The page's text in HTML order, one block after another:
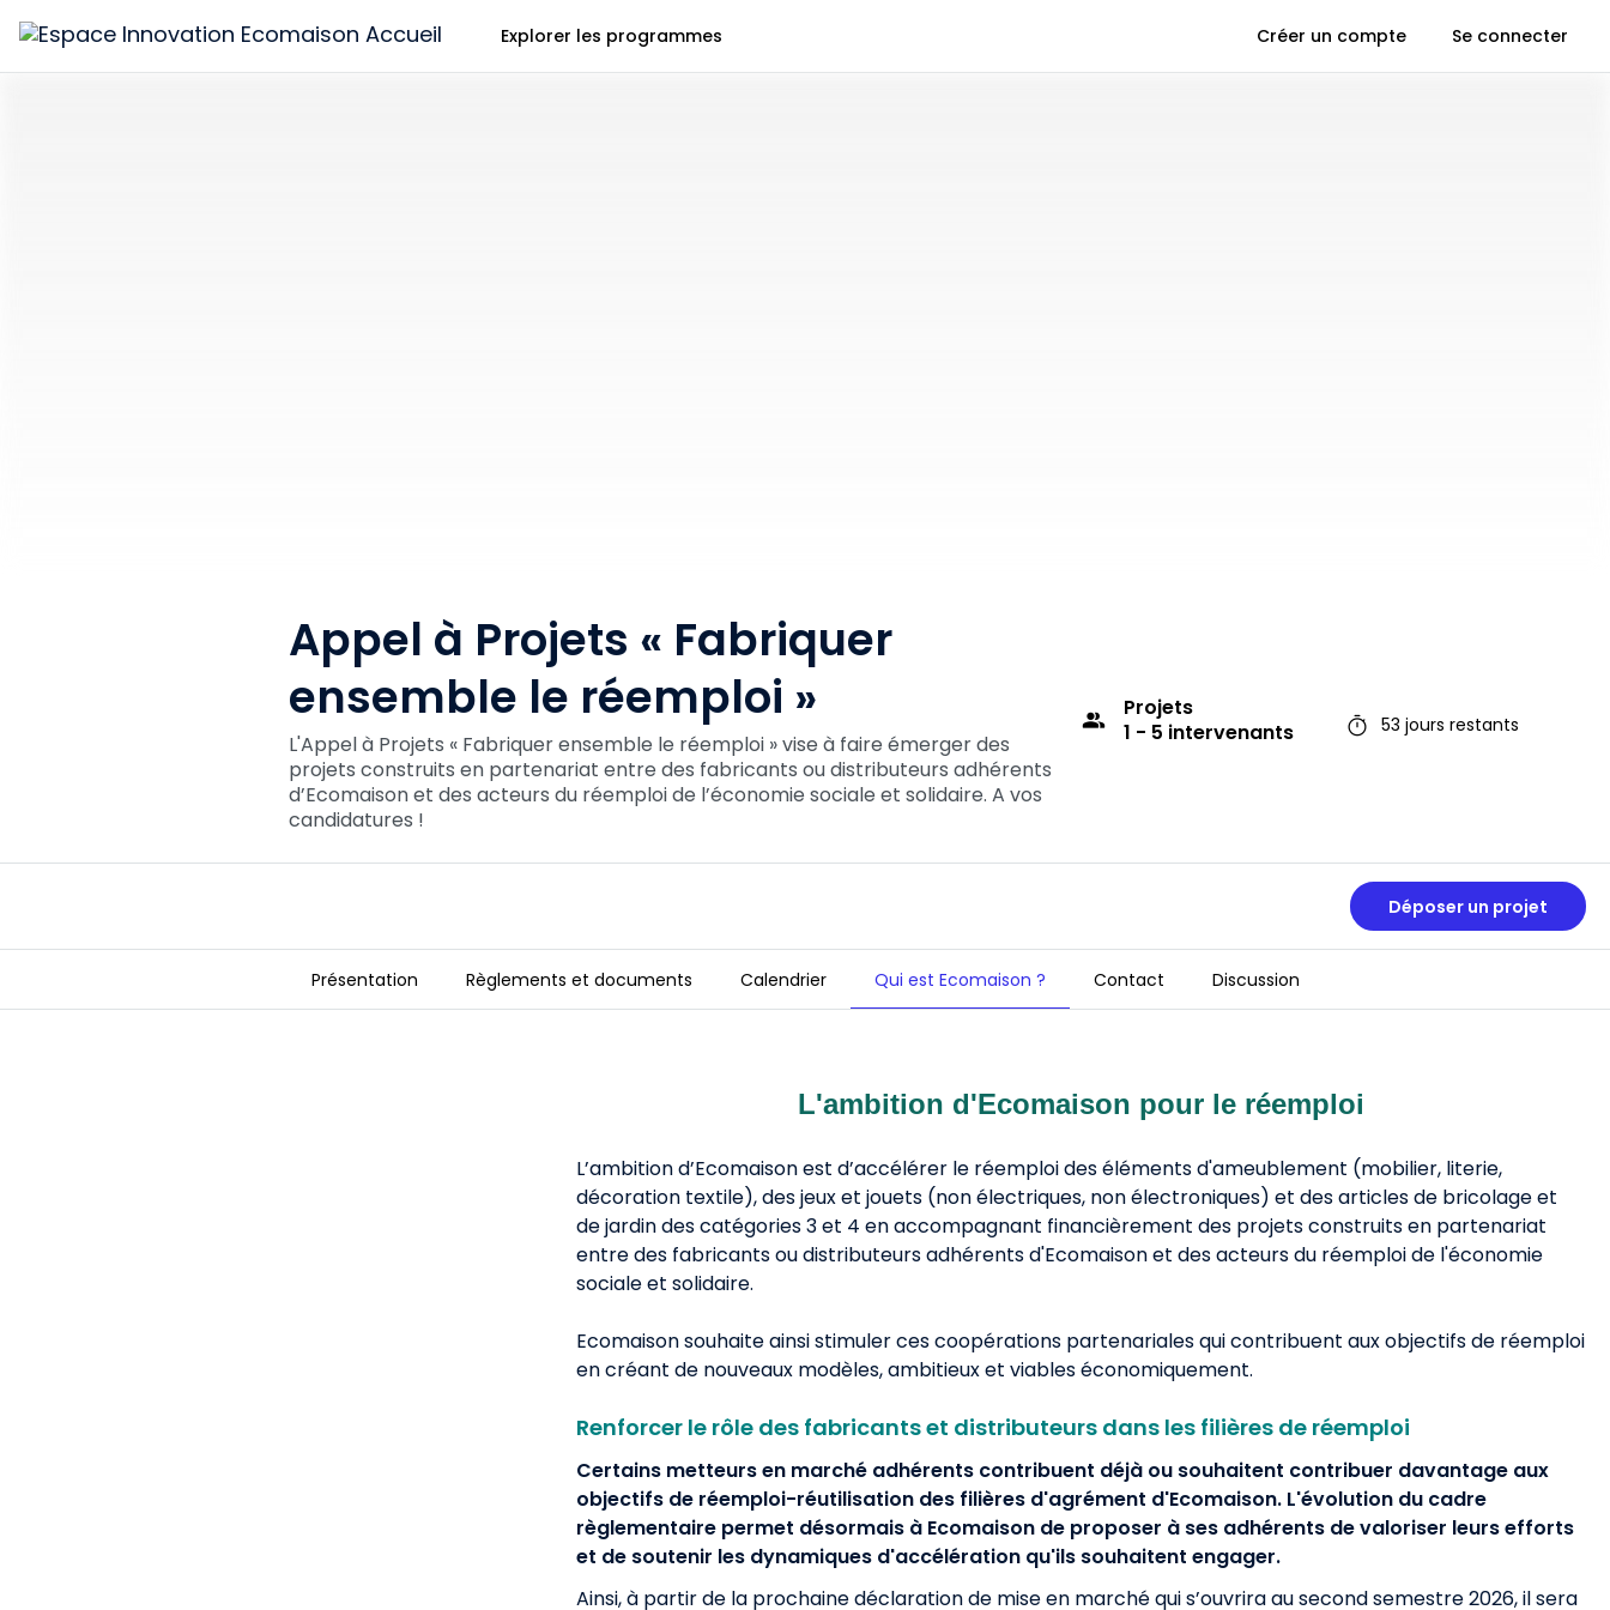
Espace
Innovation
Explorer les programmes Créer un compte Se connecter
Appel à Projets « Fabriquer
ensemble le réemploi »
L'Appel à Projets « Fabriquer ensemble le réemploi » vise à faire émerger des
projets construits en partenariat entre des fabricants ou distributeurs adhérents
d’Ecomaison et des acteurs du réemploi de l’économie sociale et solidaire. A vos
candidatures !
group
Projets
1 - 5 intervenants
timer 53 jours restants
Déposer un projet
Présentation Règlements et documents Calendrier Qui est Ecomaison ? Contact Discussion
L'ambition d'Ecomaison pour le réemploi
L’ambition d’Ecomaison est d’accélérer le réemploi des éléments d'ameublement (mobilier, literie,
décoration textile), des jeux et jouets (non électriques, non électroniques) et des articles de bricolage et
de jardin des catégories 3 et 4 en accompagnant financièrement des projets construits en partenariat
entre des fabricants ou distributeurs adhérents d'Ecomaison et des acteurs du réemploi de l'économie
sociale et solidaire.
Ecomaison souhaite ainsi stimuler ces coopérations partenariales qui contribuent aux objectifs de réemploi
en créant de nouveaux modèles, ambitieux et viables économiquement.
Renforcer le rôle des fabricants et distributeurs dans les filières de réemploi
Certains metteurs en marché adhérents contribuent déjà ou souhaitent contribuer davantage aux
objectifs de réemploi-réutilisation des filières d'agrément d'Ecomaison. L'évolution du cadre
règlementaire permet désormais à Ecomaison de proposer à ses adhérents de valoriser leurs efforts
et de soutenir les dynamiques d'accélération qu'ils souhaitent engager.
Ainsi, à partir de la prochaine déclaration de mise en marché qui s’ouvrira au second semestre 2026, il sera